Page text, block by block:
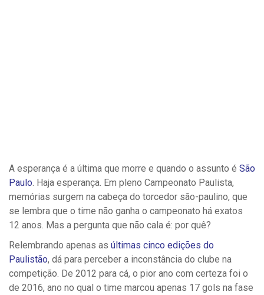
A esperança é a última que morre e quando o assunto é São
Paulo . Haja esperança. Em pleno Campeonato Paulista,
memórias surgem na cabeça do torcedor são-paulino, que
se lembra que o time não ganha o campeonato há exatos
12 anos. Mas a pergunta que não cala é: por quê?
Relembrando apenas as últimas cinco edições do
Paulistão, dá para perceber a inconstância do clube na
competição. De 2012 para cá, o pior ano com certeza foi o
de 2016, ano no qual o time marcou apenas 17 gols na fase